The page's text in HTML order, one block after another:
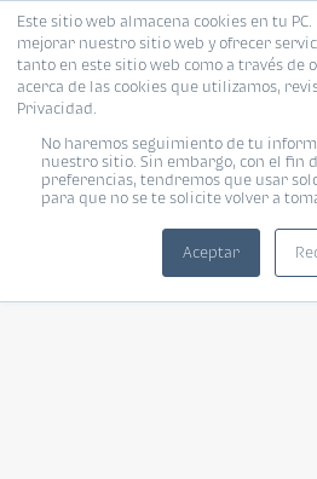
Este sitio web almacena cookies en tu
mejorar nuestro sitio web y ofrecer
tanto en este sitio web como a través de
acerca de las cookies que utilizamos,
Privacidad.
No haremos seguimiento de tu
nuestro sitio. Sin embargo, con el fin
preferencias, tendremos que usar
para que no se te solicite volver a
Aceptar